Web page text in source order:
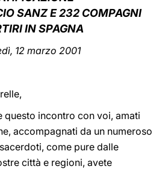
SANZ E 232 COMPAGNI
IN SPAGNA
12 marzo 2001
questo incontro con voi, amati
accompagnati da un numeroso
come pure dalle
città e regioni, avete